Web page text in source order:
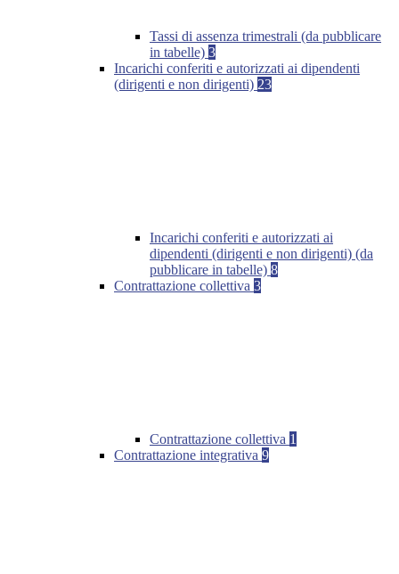
Tassi di assenza trimestrali (da pubblicare
in tabelle) 3
Incarichi conferiti e autorizzati ai dipendenti
(dirigenti e non dirigenti) 23
Incarichi conferiti e autorizzati ai
dipendenti (dirigenti e non dirigenti) (da
pubblicare in tabelle) 8
Contrattazione collettiva 3
Contrattazione collettiva 1
Contrattazione integrativa 9